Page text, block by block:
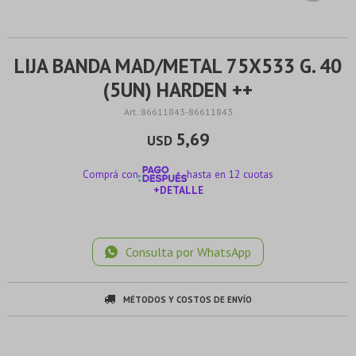
LIJA BANDA MAD/METAL 75X533 G. 40
(5UN) HARDEN ++
86611843-86611843
USD 5,69
Comprá con
hasta en 12 cuotas
+DETALLE
Consulta por WhatsApp
MÉTODOS Y COSTOS DE ENVÍO